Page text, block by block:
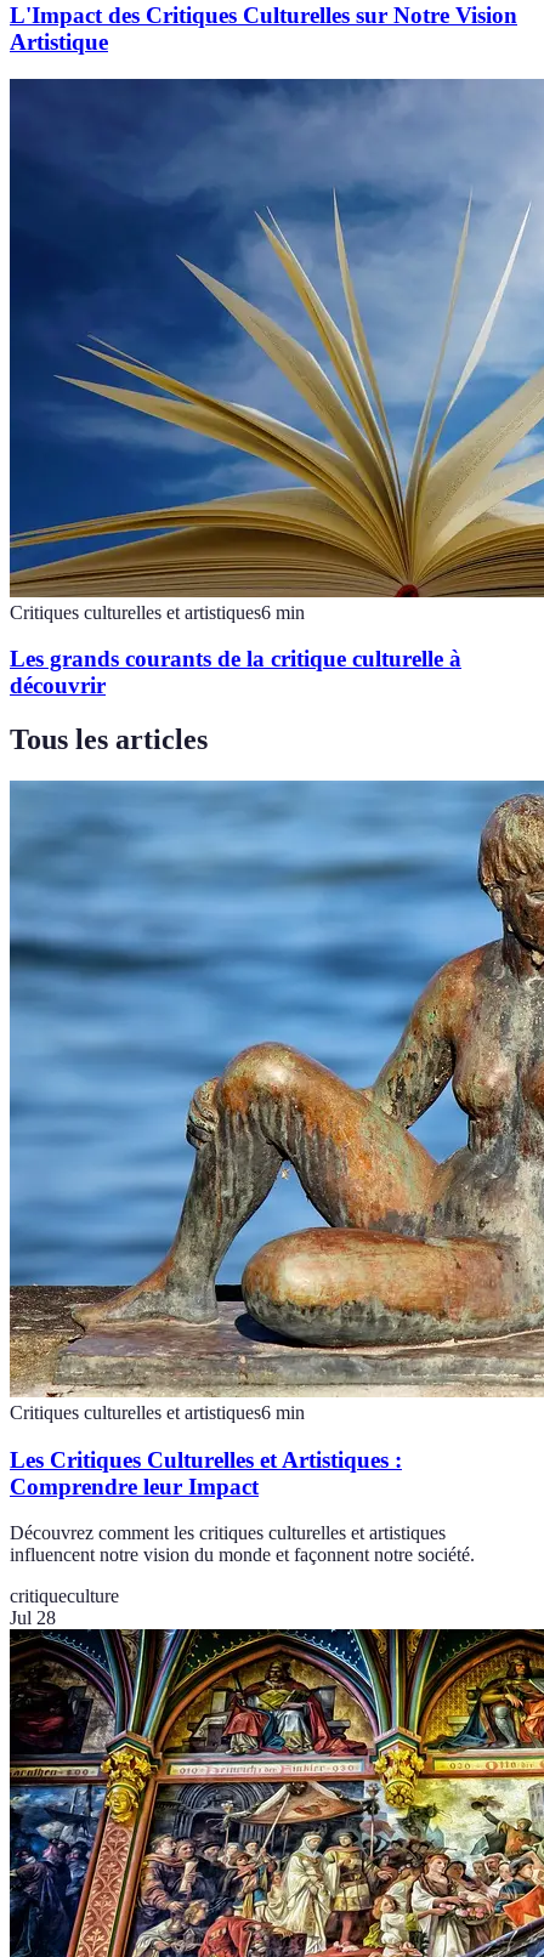
L'Impact des Critiques Culturelles sur Notre Vision
Artistique
Critiques culturelles et artistiques6 min
Les grands courants de la critique culturelle à
découvrir
Tous les articles
Critiques culturelles et artistiques6 min
Les Critiques Culturelles et Artistiques :
Comprendre leur Impact
Découvrez comment les critiques culturelles et artistiques
influencent notre vision du monde et façonnent notre société.
critiqueculture
Jul 28